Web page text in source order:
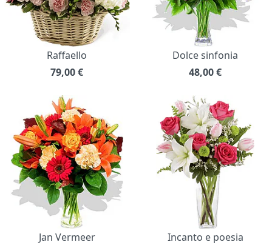
Raffaello
79,00€
Dolce sinfonia
48,00€
Jan Vermeer
Incanto e poesia